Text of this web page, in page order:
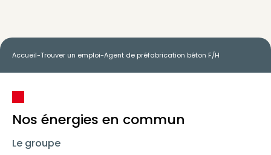
Accueil-Trouver un emploi-Agent de préfabrication béton F/H
Nos énergies en commun
Le groupe